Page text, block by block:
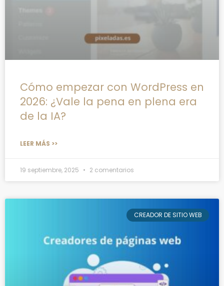
Cómo empezar con WordPress en
2026: ¿Vale la pena en plena era
de la IA?
LEER MÁS >>
19 septiembre, 2025 2 comentarios
CREADOR DE SITIO WEB